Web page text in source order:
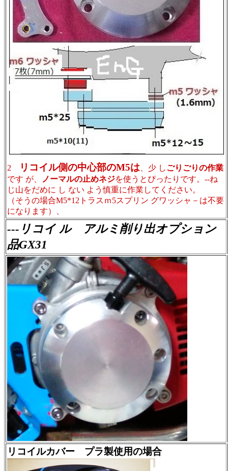
2 リコイル側の中心部のM5は 、少 しごりごりの作業
です が、
ノーマルの止めネジを使うとぴったりです。--ね
じ山をだめに し ない よう慎重に作業してください。
（そうの場合M5*12トラス ｍ5スプリン グワッシャ－は不要
になります）、
---リコイ ル アルミ削り出オプション
品GX31
リコイルカバー プラ製使用の場合